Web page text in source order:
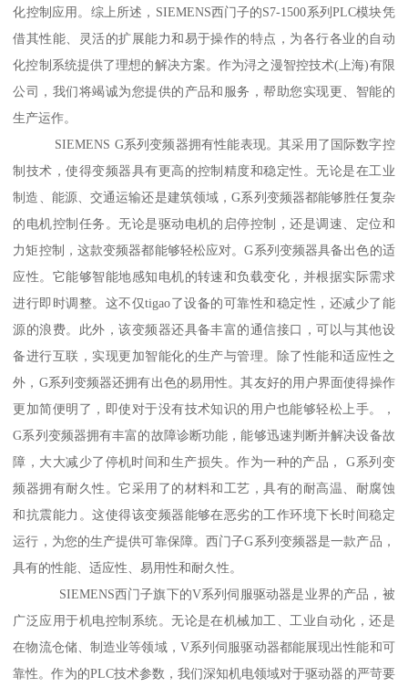
化控制应用。综上所述，SIEMENS西门子的S7-1500系列PLC模块凭
借其性能、灵活的扩展能力和易于操作的特点，为各行各业的自动
化控制系统提供了理想的解决方案。作为浔之漫智控技术(上海)有限
公司，我们将竭诚为您提供的产品和服务，帮助您实现更、智能的
生产运作。
SIEMENS G系列变频器拥有性能表现。其采用了国际数字控
制技术，使得变频器具有更高的控制精度和稳定性。无论是在工业
制造、能源、交通运输还是建筑领域，G系列变频器都能够胜任复杂
的电机控制任务。无论是驱动电机的启停控制，还是调速、定位和
力矩控制，这款变频器都能够轻松应对。G系列变频器具备出色的适
应性。它能够智能地感知电机的转速和负载变化，并根据实际需求
进行即时调整。这不仅tigao了设备的可靠性和稳定性，还减少了能
源的浪费。此外，该变频器还具备丰富的通信接口，可以与其他设
备进行互联，实现更加智能化的生产与管理。除了性能和适应性之
外，G系列变频器还拥有出色的易用性。其友好的用户界面使得操作
更加简便明了，即使对于没有技术知识的用户也能够轻松上手。，
G系列变频器拥有丰富的故障诊断功能，能够迅速判断并解决设备故
障，大大减少了停机时间和生产损失。作为一种的产品， G系列变
频器拥有耐久性。它采用了的材料和工艺，具有的耐高温、耐腐蚀
和抗震能力。这使得该变频器能够在恶劣的工作环境下长时间稳定
运行，为您的生产提供可靠保障。西门子G系列变频器是一款产品，
具有的性能、适应性、易用性和耐久性。
SIEMENS西门子旗下的V系列伺服驱动器是业界的产品，被
广泛应用于机电控制系统。无论是在机械加工、工业自动化，还是
在物流仓储、制造业等领域，V系列伺服驱动器都能展现出性能和可
靠性。作为的PLC技术参数，我们深知机电领域对于驱动器的严苛要